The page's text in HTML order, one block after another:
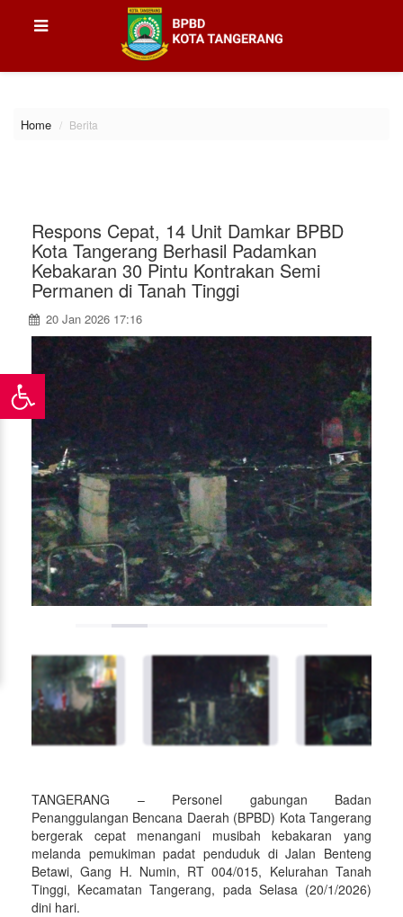
Home Berita
Respons Cepat, 14 Unit Damkar BPBD
Kota Tangerang Berhasil Padamkan
Kebakaran 30 Pintu Kontrakan Semi
Permanen di Tanah Tinggi
20 Jan 2026 17:16
TANGERANG – Personel gabungan Badan
Penanggulangan Bencana Daerah (BPBD) Kota Tangerang
bergerak cepat menangani musibah kebakaran yang
melanda pemukiman padat penduduk di Jalan Benteng
Betawi, Gang H. Numin, RT 004/015, Kelurahan Tanah
Tinggi, Kecamatan Tangerang, pada Selasa (20/1/2026)
dini hari.